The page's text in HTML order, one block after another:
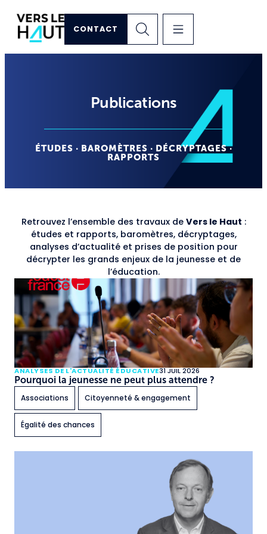
CONTACT
Publications
ÉTUDES · BAROMÈTRES · DÉCRYPTAGES ·
RAPPORTS
Retrouvez l’ensemble des travaux de Vers le Haut :
études et rapports, baromètres, décryptages,
analyses d’actualité et prises de position pour
décrypter les grands enjeux de la jeunesse et de
l’éducation.
ANALYSES DE L'ACTUALITÉ ÉDUCATIVE31 JUIL 2026
Pourquoi la jeunesse ne peut plus attendre ?
Associations
Citoyenneté & engagement
Égalité des chances